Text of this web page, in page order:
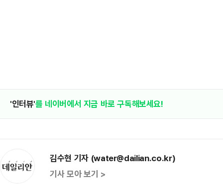
'인터뷰'를 네이버에서 지금 바로 구독해보세요!
김수현 기자 (water@dailian.co.kr)
기사 모아 보기 >